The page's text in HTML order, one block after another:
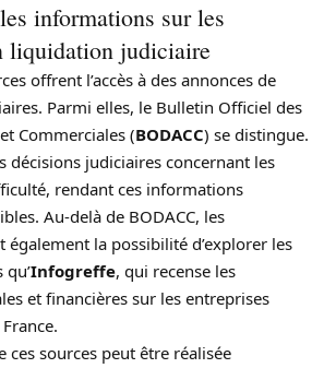
informations sur les
liquidation judiciaire
offrent l’accès à des annonces de
Parmi elles, le Bulletin Officiel des
Commerciales (BODACC) se distingue.
décisions judiciaires concernant les
rendant ces informations
Au-delà de BODACC, les
également la possibilité d’explorer les
Infogreffe, qui recense les
et financières sur les entreprises
ces sources peut être réalisée